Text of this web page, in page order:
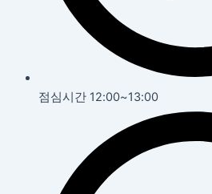
점심시간 12:00~13:00